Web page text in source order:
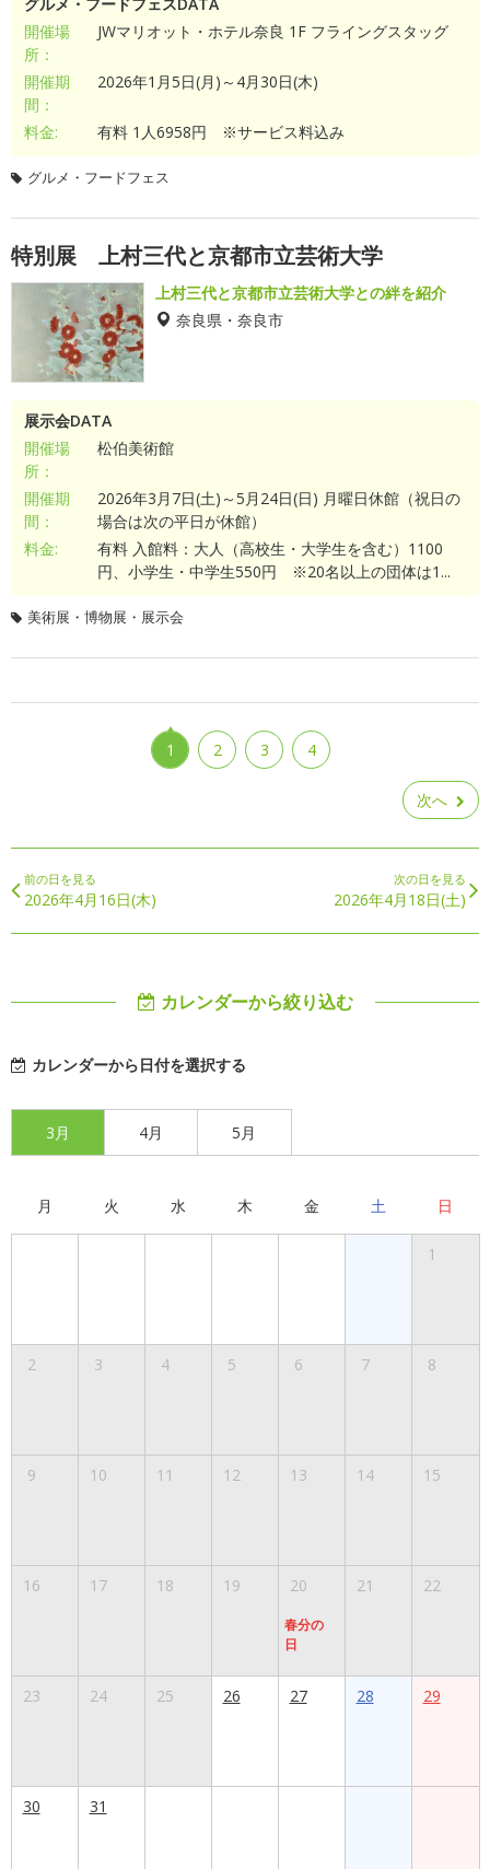
開催場
所：
JWマリオット・ホテル奈良 1F フライングスタッグ
開催期
間：
2026年1月5日(月)～4月30日(木)
料金: 有料 1人6958円 ※サービス料込み
グルメ・フードフェス
特別展 上村三代と京都市立芸術大学
上村三代と京都市立芸術大学との絆を紹介
奈良県・奈良市
展示会DATA
開催場
所：
松伯美術館
開催期
間：
2026年3月7日(土)～5月24日(日) 月曜日休館（祝日の
場合は次の平日が休館）
料金:
有料 入館料：大人（高校生・大学生を含む）1100
円、小学生・中学生550円 ※20名以上の団体は1...
美術展・博物展・展示会
1 2 3 4
次へ
前の日を見る
2026年4月16日(木)
次の日を見る
2026年4月18日(土)
カレンダーから絞り込む
カレンダーから日付を選択する
3月 4月 5月
月 火 水 木 金 土 日
1
2 3 4 5 6 7 8
9 10 11 12 13 14 15
16 17 18 19 20
春分の
日
21 22
23 24 25 26 27 28 29
30 31